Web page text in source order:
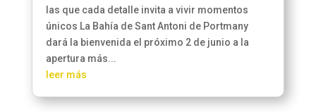
las que cada detalle invita a vivir momentos
únicos La Bahía de Sant Antoni de Portmany
dará la bienvenida el próximo 2 de junio a la
apertura más...
leer más